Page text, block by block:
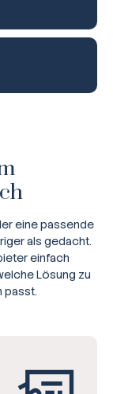
eine passende
als gedacht.
einfach
Lösung zu
passt.